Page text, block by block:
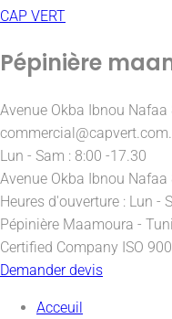
CAP VERT
Pépinière
Avenue Okba Ibnou
Lun - Sam : 8:00 -17.30
Avenue Okba Ibnou Nafaa
Heures d'ouverture : Lun -
Pépinière Maamoura -
Certified Company ISO
Demander devis
Acceuil